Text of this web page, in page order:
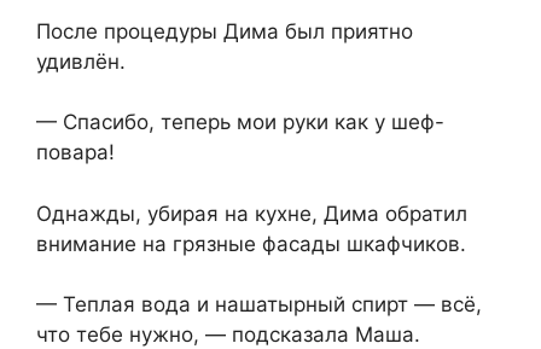
После процедуры Дима был приятно
удивлён.
— Спасибо, теперь мои руки как у шеф-
повара!
Однажды, убирая на кухне, Дима обратил
внимание на грязные фасады шкафчиков.
— Теплая вода и нашатырный спирт — всё,
что тебе нужно, — подсказала Маша.